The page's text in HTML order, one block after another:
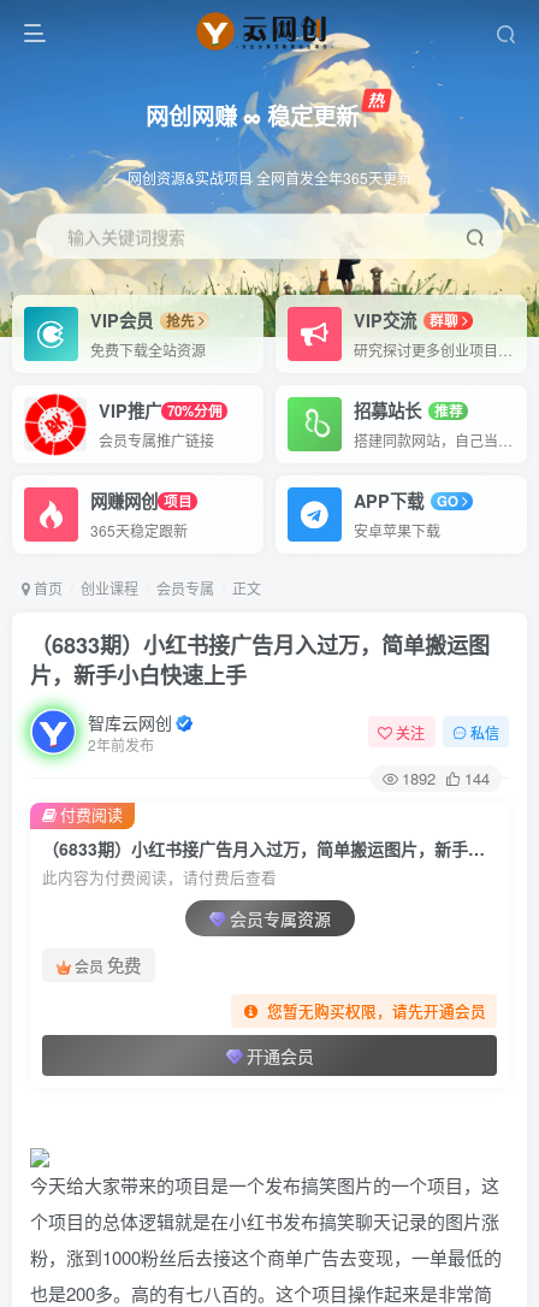
网创网赚 ∞ 稳定更新
网创资源&实战项目 全网首发全年365天更新
输入关键词搜索
VIP会员
抢先
免费下载全站资源
VIP交流
群聊
VIP推广 70%分佣
会员专属推广链接
招募站长
推荐
网赚网创 项目
365天稳定跟新
APP下载
GO
安卓苹果下载
首页 创业课程 会员专属 正文
（6833期）小红书接广告月入过万，简单搬运图
片，新手小白快速上手
智库云网创
2年前发布
关注 私信
1892 144
（6833期）小红书接广告月入过万，简单搬运图片，新手小白快速上手
此内容为付费阅读，请付费后查看
会员专属资源
会员 免费
您暂无购买权限，请先开通会员
开通会员
付费阅读
今天给大家带来的项目是一个发布搞笑图片的一个项目，这
个项目的总体逻辑就是在小红书发布搞笑聊天记录的图片涨
粉，涨到1000粉丝后去接这个商单广告去变现，一单最低的
也是200多。高的有七八百的。这个项目操作起来是非常简